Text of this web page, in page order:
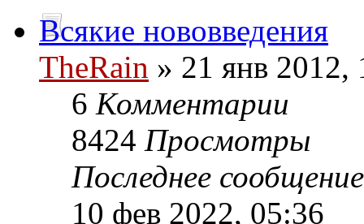
Всякие нововведения
TheRain » 21 янв 2012,
6 Комментарии
8424 Просмотры
Последнее
10 фев 2022, 05:36